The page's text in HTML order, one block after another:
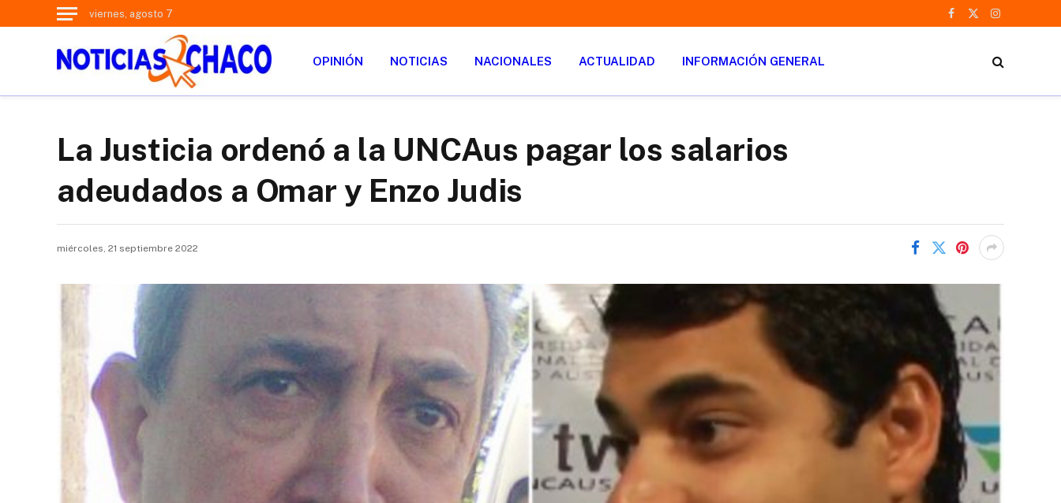
viernes, agosto 7
Facebook
X
Instagram
OPINIÓN NOTICIAS NACIONALES ACTUALIDAD INFORMACIÓN GENERAL
La Justicia ordenó a la UNCAus pagar los salarios
adeudados a Omar y Enzo Judis
miércoles, 21 septiembre 2022